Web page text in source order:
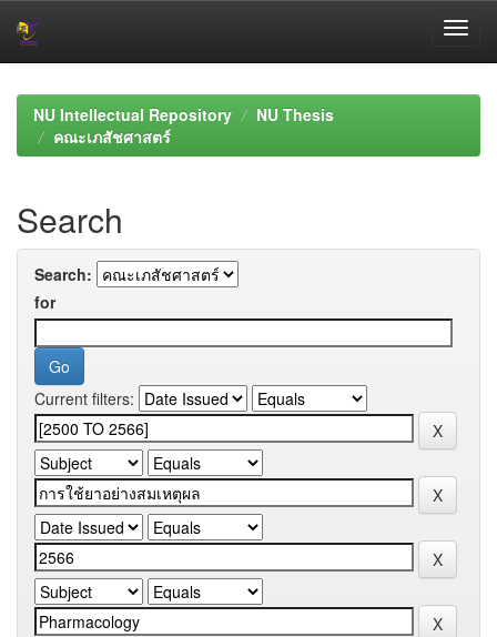
navigationNU Intellectual Repository
NU Thesis
คณะเภสัชศาสตร์
Search
Search:
for
Current filters: